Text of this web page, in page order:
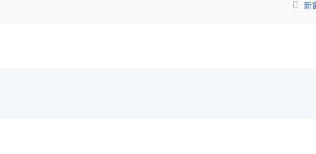
新